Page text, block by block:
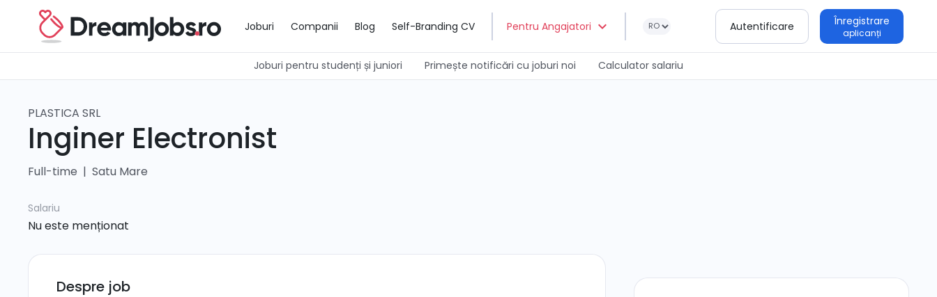
Joburi Companii Blog Self-Branding CV Pentru Angajatori expand_more Autentificare Înregistrare
aplicanți
Joburi pentru studenți și juniori Primește notificări cu joburi noi Calculator salariu
PLASTICA SRL
Inginer Electronist
Full-time | Satu Mare
Salariu
Nu este menționat
Despre job